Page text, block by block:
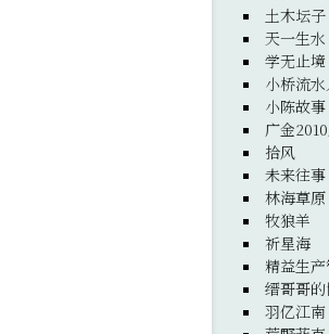
土木坛子
天一生水
学无止境
小桥流
小陈故事
广金
拾风
未来往事
林海草原
牧狼羊
祈星海
精益生
缙哥哥
羽亿江南